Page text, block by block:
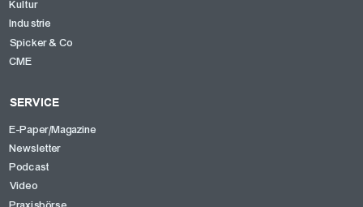
Kultur
Industrie
Spicker & Co
CME
SERVICE
E-Paper/Magazine
Newsletter
Podcast
Video